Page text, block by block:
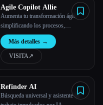
Agile Copilot Allie
Aumenta tu transformación ágil
simplificando los procesos,
mejorando la comunicación y
proporcionando información basada
en los datos.
Más detalles →
VISITA↗︎
Refinder AI
Búsqueda universal y asistente de